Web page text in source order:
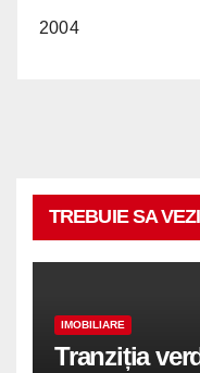
2004
TREBUIE SA
IMOBILIARE
Tranziția